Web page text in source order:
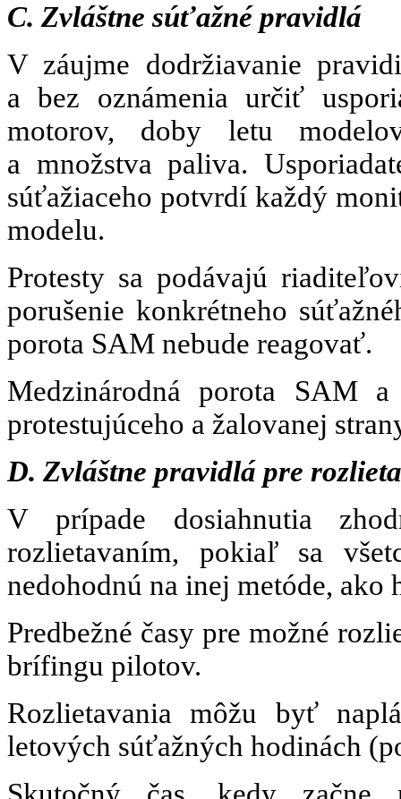
C. Zvláštne súťažné pravidlá
V záujme dodržiavanie
a bez oznámenia určiť
motorov, doby letu
a množstva paliva.
súťažiaceho potvrdí každý
modelu.
Protesty sa podávajú
porušenie konkrétneho
porota SAM nebude reagovať.
Medzinárodná porota SAM
protestujúceho a žalovanej
D. Zvláštne pravidlá pre
V prípade dosiahnutia
rozlietavaním, pokiaľ sa
nedohodnú na inej metóde,
Predbežné časy pre možné
brífingu pilotov.
Rozlietavania môžu byť
letových súťažných hodinách